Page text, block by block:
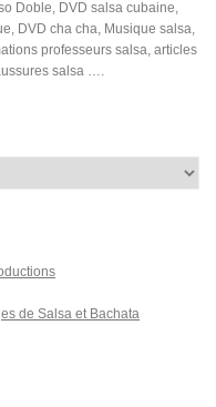
Doble, DVD salsa cubaine,
DVD cha cha, Musique salsa,
professeurs salsa, articles
salsa ….
de Salsa et Bachata